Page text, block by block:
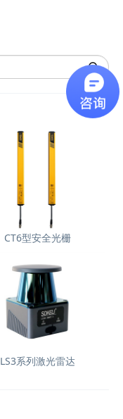
CT6型安全光栅
LS3系列激光雷达